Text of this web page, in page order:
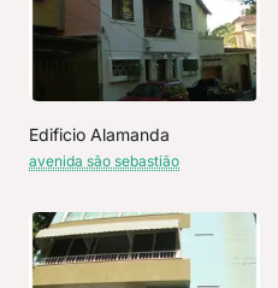
Edificio Alamanda
avenida são sebastião